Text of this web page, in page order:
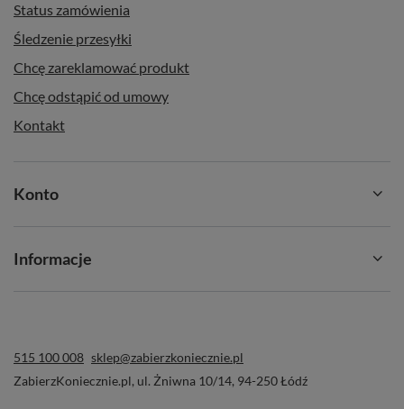
Status zamówienia
Śledzenie przesyłki
Chcę zareklamować produkt
Chcę odstąpić od umowy
Kontakt
Konto
Informacje
515 100 008 sklep@zabierzkoniecznie.pl
ZabierzKoniecznie.pl, ul. Żniwna 10/14, 94-250Łódź